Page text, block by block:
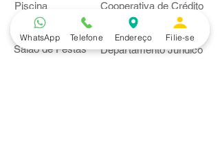
Piscina
Academia
Camping
Salão de Festas
Cooperativa de Crédito
Curso CPA
Curso C-PRO R
Departamento Jurídico
WhatsApp Telefone Endereço Filie-se